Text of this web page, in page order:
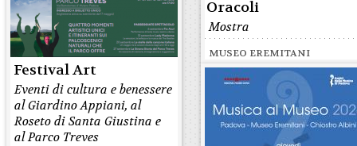
Oracoli
Mostra
MUSEO EREMITANI
Festival Art
Eventi di cultura e benessere
al Giardino Appiani, al
Roseto di Santa Giustina e
al Parco Treves